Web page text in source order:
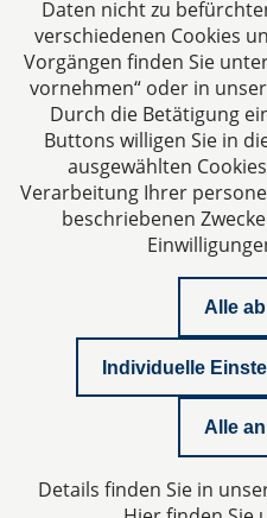
E-Mail:kanzlei@dhk-
Über uns
Ihr Partner für
Rechtsanwälte.
Datenschutzerklärung
Datenschutzeinstellungen
Daten nicht zu
verschiedenen Cookies
Vorgängen finden Sie
vornehmen“ oder in
Durch die Betätigung
Buttons willigen Sie in
ausgewählten
Verarbeitung Ihrer
beschriebenen
Alle
Individuelle
Alle
Details finden Sie in